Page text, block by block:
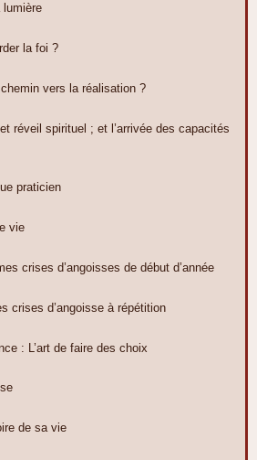
lumière
la foi ?
vers la réalisation ?
réveil spirituel ; et l’arrivée des capacités
praticien
vie
crises d’angoisses de début d’année
crises d’angoisse à répétition
: L’art de faire des choix
de sa vie